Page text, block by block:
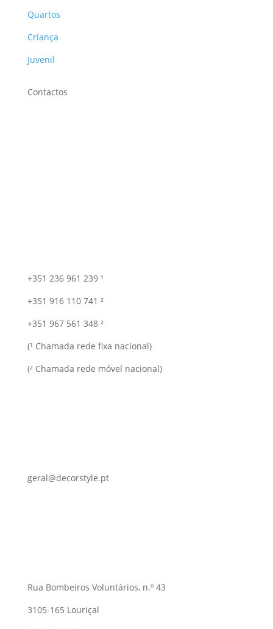
Quartos
Criança
Juvenil
Contactos
+351 236 961 239 ¹
+351 916 110 741 ²
+351 967 561 348 ²
(¹ Chamada rede fixa nacional)
(² Chamada rede móvel nacional)
geral@decorstyle.pt
Rua Bombeiros Voluntários, n.º 43
3105-165 Louriçal